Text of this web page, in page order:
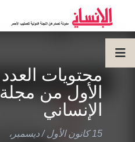
محتويات العدد
الأول من مجلة
الإنساني
15 كانون الأول / ديسمبر،